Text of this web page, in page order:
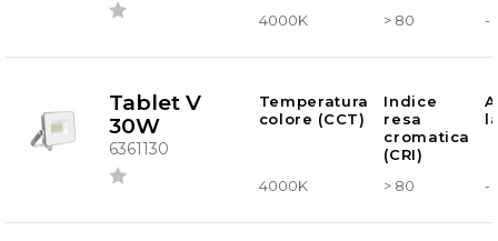
4000K > 80 -
Tablet V
30W
6361130
Temperatura
colore (CCT)
Indice
resa
cromatica
(CRI)
4000K > 80 -